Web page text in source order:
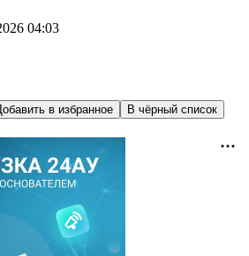
04:03
в избранное
В чёрный список